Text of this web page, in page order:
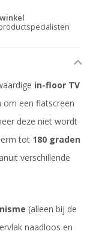
in-floor TV
om een flatscreen
deze niet wordt
tot 180 graden
verschillende
(alleen bij de
naadloos en